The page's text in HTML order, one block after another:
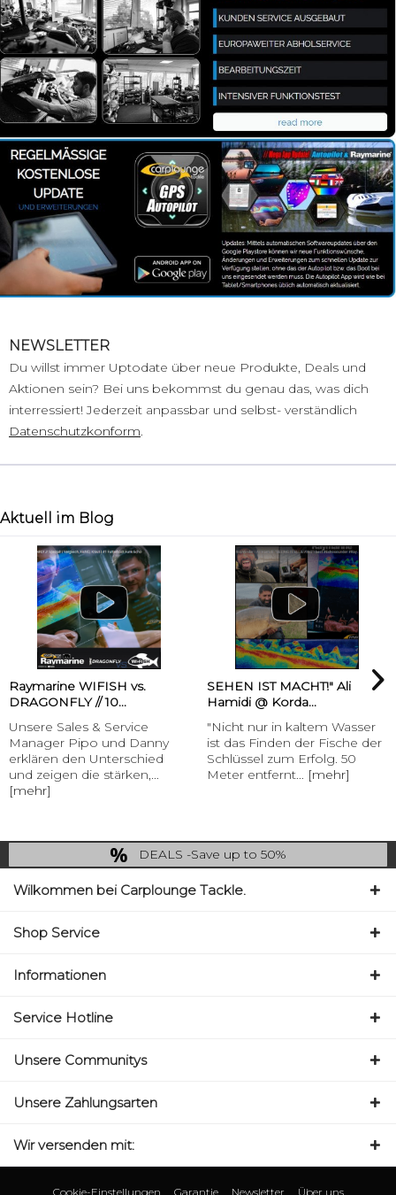
NEWSLETTER
Du willst immer Uptodate über neue Produkte, Deals und
Aktionen sein? Bei uns bekommst du genau das, was dich
interressiert! Jederzeit anpassbar und selbst- verständlich
Datenschutzkonform
Aktuell im Blog
Raymarine WIFISH vs.
DRAGONFLY // 10...
Unsere Sales & Service
Manager Pipo und Danny
erklären den Unterschied
und zeigen die stärken,...
[mehr]
SEHEN IST MACHT!" Ali
Hamidi @ Korda...
"Nicht nur in kaltem Wasser
ist das Finden der Fische der
Schlüssel zum Erfolg. 50
Meter entfernt...
[mehr]
DEALS -Save up to 50%
Wilkommen bei Carplounge Tackle.
Shop Service
Informationen
Service Hotline
Unsere Communitys
Unsere Zahlungsarten
Wir versenden mit:
Cookie-Einstellungen Garantie Newsletter Über uns